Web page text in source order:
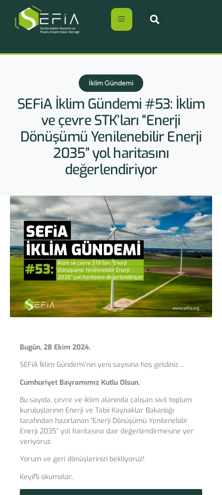
İklim Gündemi
SEFiA İklim Gündemi #53: İklim
ve çevre STK’ları “Enerji
Dönüşümü Yenilenebilir Enerji
2035” yol haritasını
değerlendiriyor
Bugün, 28 Ekim 2024.
SEFiA İklim Gündemi’nin yeni sayısına hoş geldiniz…
Cumhuriyet Bayramımız Kutlu Olsun.
Bu sayıda, çevre ve iklim alanında çalışan sivil toplum
kuruluşlarının Enerji ve Tabii Kaynaklar Bakanlığı
tarafından hazırlanan “Enerji Dönüşümü Yenilenebilir
Enerji 2035” yol haritasına dair değerlendirmesine yer
veriyoruz.
Yorum ve geri dönüşlerinizi bekliyoruz!
Keyifli okumalar,